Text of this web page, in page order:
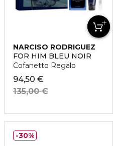
NARCISO RODRIGUEZ
FOR HIM BLEU NOIR
Cofanetto Regalo
94,50 €
135,00 €
30%